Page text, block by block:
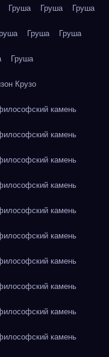
Груша Груша Груша
Груша Груша
Груша
Крузо
камень
камень
камень
камень
камень
камень
камень
камень
камень
камень